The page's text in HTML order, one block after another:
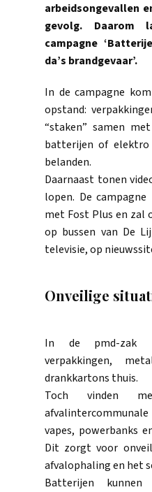
arbeidsongevallen
gevolg. Daarom
campagne
da’s brandgevaar’.
In de campagne
opstand:
“staken” samen
batterijen of
belanden.
Daarnaast tonen
lopen. De
met Fost Plus en zal
op bussen van De
televisie, op
Onveilige
In de pmd-zak
verpakkingen,
drankkartons thuis.
Toch vinden
vapes, powerbanks
Dit zorgt voor
afvalophaling en het
Batterijen